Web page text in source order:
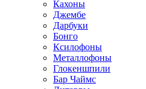
Кахоны
Джембе
Дарбуки
Бонго
Ксилофоны
Металлофоны
Глокеншпили
Бар Чаймс